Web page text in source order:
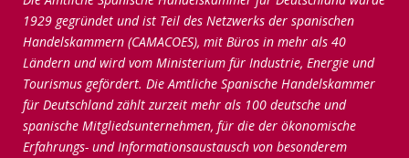
1929 gegründet und ist Teil des Netzwerks der spanischen
Handelskammern (CAMACOES), mit Büros in mehr als 40
Ländern und wird vom Ministerium für Industrie, Energie und
Tourismus gefördert. Die Amtliche Spanische Handelskammer
für Deutschland zählt zurzeit mehr als 100 deutsche und
spanische Mitgliedsunternehmen, für die der ökonomische
Erfahrungs- und Informationsaustausch von besonderem